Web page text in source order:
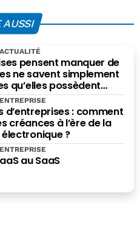
AUSSI
pensent manquer de
ne savent simplement
qu’elles possèdent
ACTUALITÉ
d’entreprises : comment
créances à l’ère de la
?
ENTREPRISE
au SaaS
ENTREPRISE